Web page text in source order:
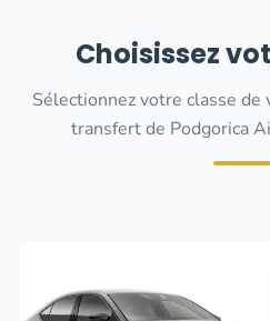
Choisissez
Sélectionnez votre classe
transfert de Podgorica